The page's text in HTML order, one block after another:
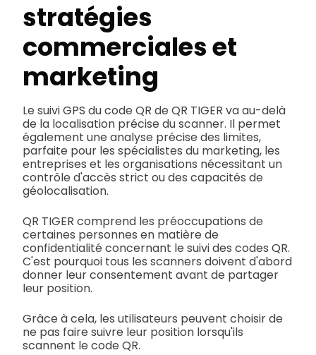
stratégies
commerciales et
marketing
Le suivi GPS du code QR de QR TIGER va au-delà
de la localisation précise du scanner. Il permet
également une analyse précise des limites,
parfaite pour les spécialistes du marketing, les
entreprises et les organisations nécessitant un
contrôle d'accès strict ou des capacités de
géolocalisation.
QR TIGER comprend les préoccupations de
certaines personnes en matière de
confidentialité concernant le suivi des codes QR.
C'est pourquoi tous les scanners doivent d'abord
donner leur consentement avant de partager
leur position.
Grâce à cela, les utilisateurs peuvent choisir de
ne pas faire suivre leur position lorsqu'ils
scannent le code QR.